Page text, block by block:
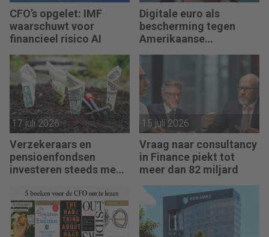
CFO’s opgelet: IMF
waarschuwt voor
financieel risico AI
Digitale euro als
bescherming tegen
Amerikaanse
afhankelijkheid
17 juli 2026
Verzekeraars en
pensioenfondsen
investeren steeds meer
15 juli 2026
Vraag naar consultancy
in Finance piekt tot
meer dan 82 miljard